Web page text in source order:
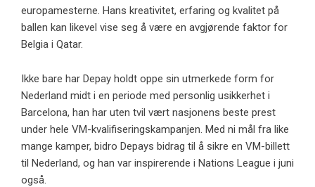
europamesterne. Hans kreativitet, erfaring og kvalitet på
ballen kan likevel vise seg å være en avgjørende faktor for
Belgia i Qatar.
Ikke bare har Depay holdt oppe sin utmerkede form for
Nederland midt i en periode med personlig usikkerhet i
Barcelona, ​​han har uten tvil vært nasjonens beste prest
under hele VM-kvalifiseringskampanjen. Med ni mål fra like
mange kamper, bidro Depays bidrag til å sikre en VM-billett
til Nederland, og han var inspirerende i Nations League i juni
også.